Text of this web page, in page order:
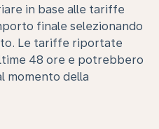
in base alle tariffe
finale selezionando
Le tariffe riportate
48 ore e potrebbero
momento della